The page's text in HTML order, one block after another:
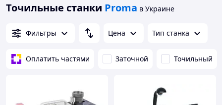
Точильные станки Proma в Украине
Фильтры Цена Тип станка
Оплатить частями Заточной Точильный